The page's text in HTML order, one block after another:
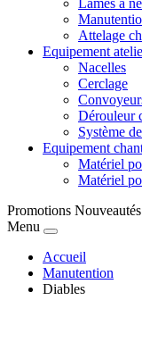
Lames à
Attelage
Equipement
Nacelles
Cerclage
Dérouleur
Système
Equipement
Matériel
Matériel
Promotions Nouveautés
Menu
Accueil
Manutention
Diables